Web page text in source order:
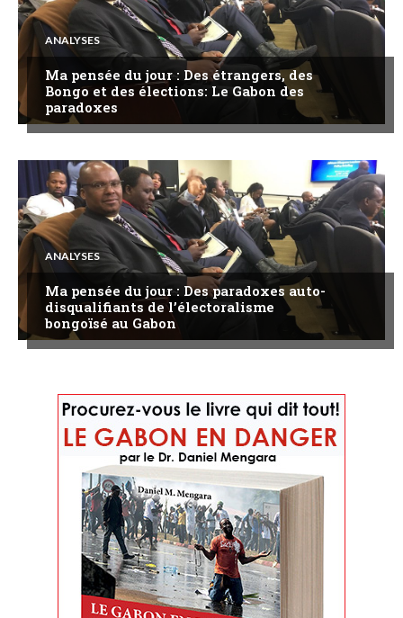
ANALYSES
Ma pensée du jour : Des étrangers, des
Bongo et des élections: Le Gabon des
paradoxes
ANALYSES
Ma pensée du jour : Des paradoxes auto-
disqualifiants de l’électoralisme
bongoïsé au Gabon